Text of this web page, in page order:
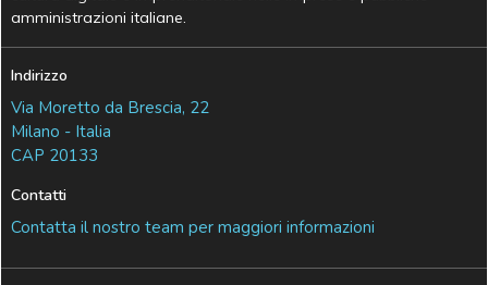
amministrazioni italiane.
Indirizzo
Via Moretto da Brescia, 22
Milano - Italia
CAP 20133
Contatti
Contatta il nostro team per maggiori informazioni